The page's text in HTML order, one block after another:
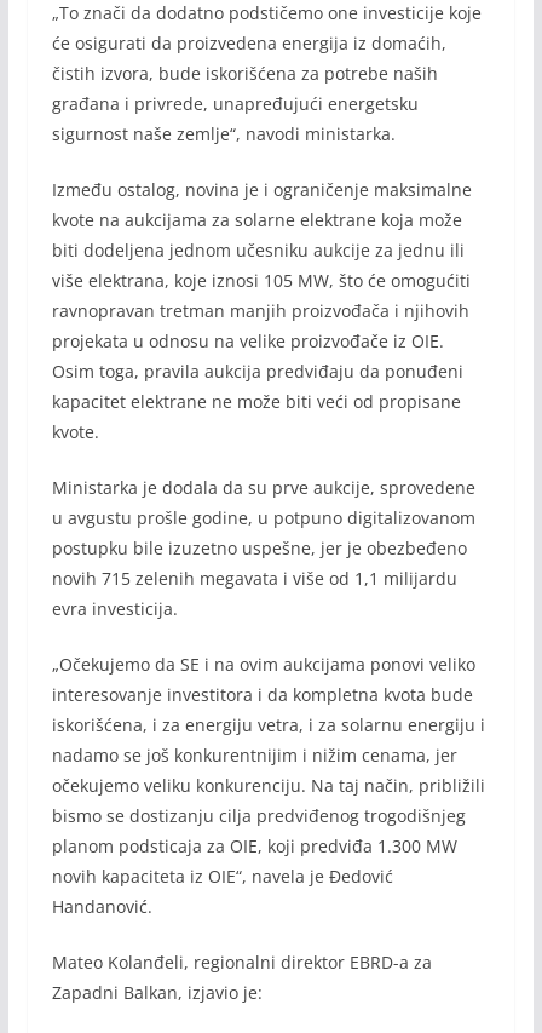
„To znači da dodatno podstičemo one investicije koje
će osigurati da proizvedena energija iz domaćih,
čistih izvora, bude iskorišćena za potrebe naših
građana i privrede, unapređujući energetsku
sigurnost naše zemlje“, navodi ministarka.
Između ostalog, novina je i ograničenje maksimalne
kvote na aukcijama za solarne elektrane koja može
biti dodeljena jednom učesniku aukcije za jednu ili
više elektrana, koje iznosi 105 MW, što će omogućiti
ravnopravan tretman manjih proizvođača i njihovih
projekata u odnosu na velike proizvođače iz OIE.
Osim toga, pravila aukcija predviđaju da ponuđeni
kapacitet elektrane ne može biti veći od propisane
kvote.
Ministarka je dodala da su prve aukcije, sprovedene
u avgustu prošle godine, u potpuno digitalizovanom
postupku bile izuzetno uspešne, jer je obezbeđeno
novih 715 zelenih megavata i više od 1,1 milijardu
evra investicija.
„Očekujemo da SE i na ovim aukcijama ponovi veliko
interesovanje investitora i da kompletna kvota bude
iskorišćena, i za energiju vetra, i za solarnu energiju i
nadamo se još konkurentnijim i nižim cenama, jer
očekujemo veliku konkurenciju. Na taj način, približili
bismo se dostizanju cilja predviđenog trogodišnjeg
planom podsticaja za OIE, koji predviđa 1.300 MW
novih kapaciteta iz OIE“, navela je Đedović
Handanović.
Mateo Kolanđeli, regionalni direktor EBRD-a za
Zapadni Balkan, izjavio je: